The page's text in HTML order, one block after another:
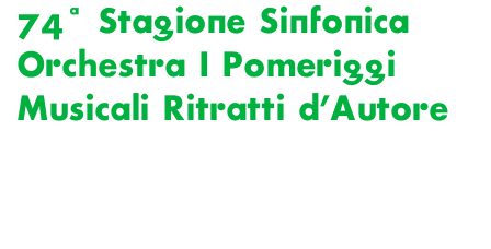
74ª Stagione Sinfonica
Orchestra I Pomeriggi
Musicali Ritratti d’Autore